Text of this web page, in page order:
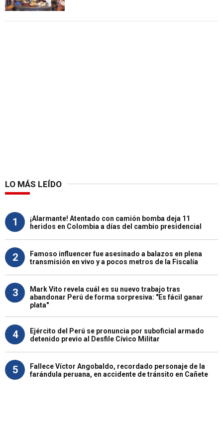
LO MÁS LEÍDO
1
¡Alarmante! Atentado con camión bomba deja 11
heridos en Colombia a días del cambio presidencial
2
Famoso influencer fue asesinado a balazos en plena
transmisión en vivo y a pocos metros de la Fiscalía
3
Mark Vito revela cuál es su nuevo trabajo tras
abandonar Perú de forma sorpresiva: "Es fácil ganar
plata"
4
Ejército del Perú se pronuncia por suboficial armado
detenido previo al Desfile Cívico Militar
5
Fallece Víctor Angobaldo, recordado personaje de la
farándula peruana, en accidente de tránsito en Cañete